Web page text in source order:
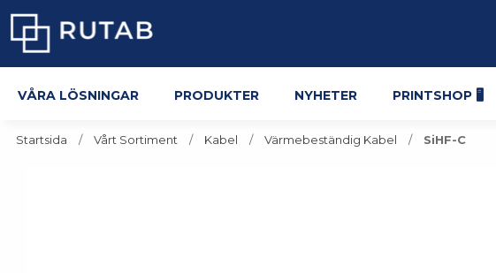
Våra lösningar Produkter Nyheter Printshop 🖥️
Startsida Vårt Sortiment Kabel Värmebeständig Kabel SiHF-C